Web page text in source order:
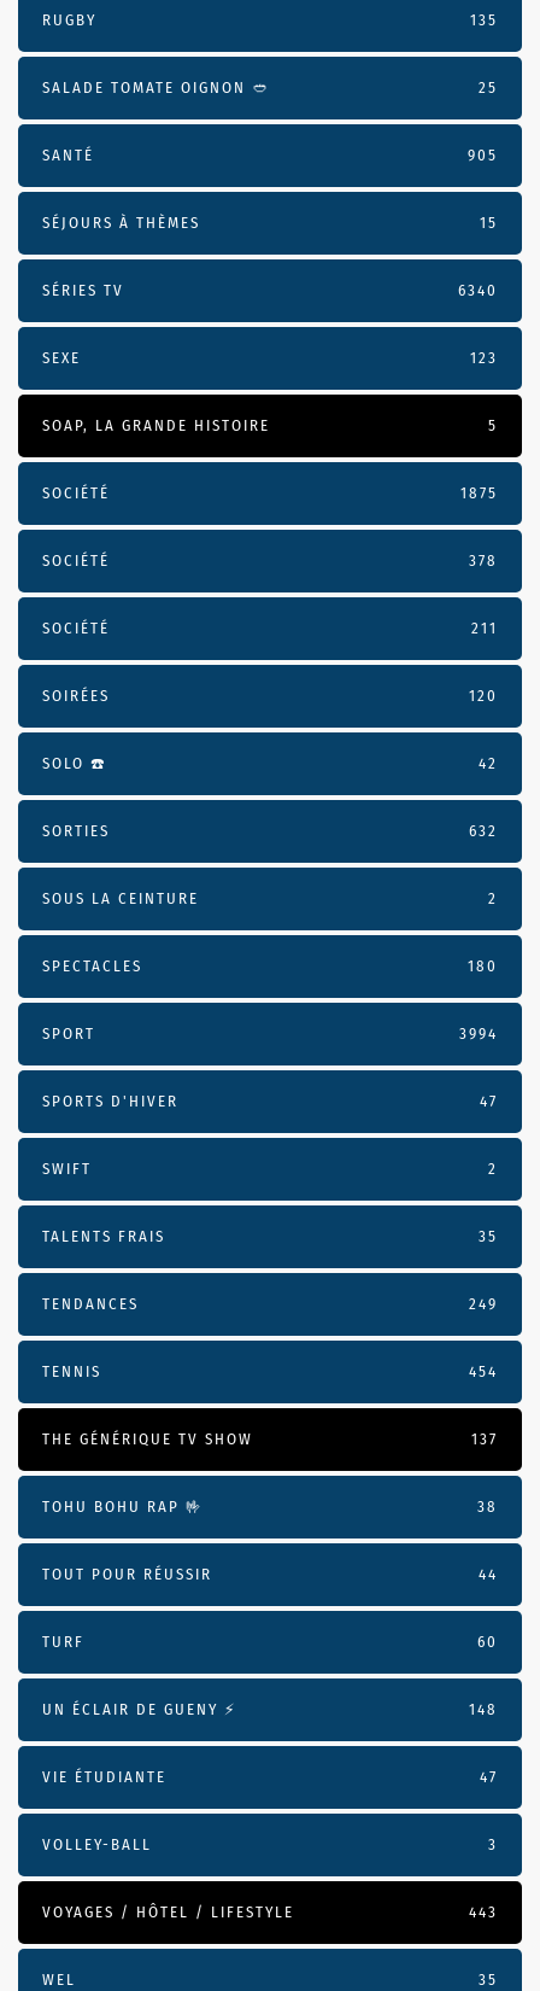
RUGBY 135
SALADE TOMATE OIGNON 🥙 25
SANTÉ 905
SÉJOURS À THÈMES 15
SÉRIES TV 6340
SEXE 123
SOAP, LA GRANDE HISTOIRE 5
SOCIÉTÉ 1875
SOCIÉTÉ 378
SOCIÉTÉ 211
SOIRÉES 120
SOLO ☎️ 42
SORTIES 632
SOUS LA CEINTURE 2
SPECTACLES 180
SPORT 3994
SPORTS D'HIVER 47
SWIFT 2
TALENTS FRAIS 35
TENDANCES 249
TENNIS 454
THE GÉNÉRIQUE TV SHOW 137
TOHU BOHU RAP 🤟 38
TOUT POUR RÉUSSIR 44
TURF 60
UN ÉCLAIR DE GUENY ⚡️ 148
VIE ÉTUDIANTE 47
VOLLEY-BALL 3
VOYAGES / HÔTEL / LIFESTYLE 443
WEL 35